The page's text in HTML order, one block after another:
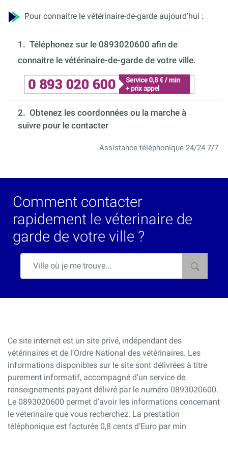
Pour connaitre le vétérinaire-de-garde aujourd’hui :
1. Téléphonez sur le 0893020600 afin de
connaitre le vétérinaire-de-garde de votre ville.
2. Obtenez les coordonnées ou la marche à
suivre pour le contacter
Assistance téléphonique 24/24 7/7
Comment contacter
rapidement le véterinaire de
garde de votre ville ?
Ce site internet est un site privé, indépendant des
vétérinaires et de l’Ordre National des vétérinaires. Les
informations disponibles sur le site sont délivrées à titre
purement informatif, accompagné d’un service de
renseignements payant délivré par le numéro 0893020600.
Le 0893020600 permet d’avoir les informations concernant
le véterinaire que vous recherchez. La prestation
téléphonique est facturée 0,8 cents d’Euro par min